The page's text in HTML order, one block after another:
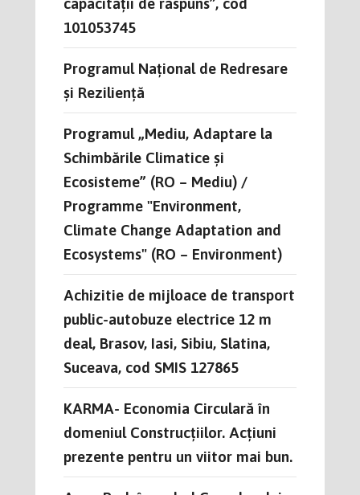
101053745
Programul Național de Redresare
și Reziliență
Programul „Mediu, Adaptare la
Schimbările Climatice și
Ecosisteme” (RO – Mediu) /
Programme "Environment,
Climate Change Adaptation and
Ecosystems" (RO – Environment)
Achizitie de mijloace de transport
public-autobuze electrice 12 m
deal, Brasov, Iasi, Sibiu, Slatina,
Suceava, cod SMIS 127865
KARMA- Economia Circulară în
domeniul Construcțiilor. Acțiuni
prezente pentru un viitor mai bun.